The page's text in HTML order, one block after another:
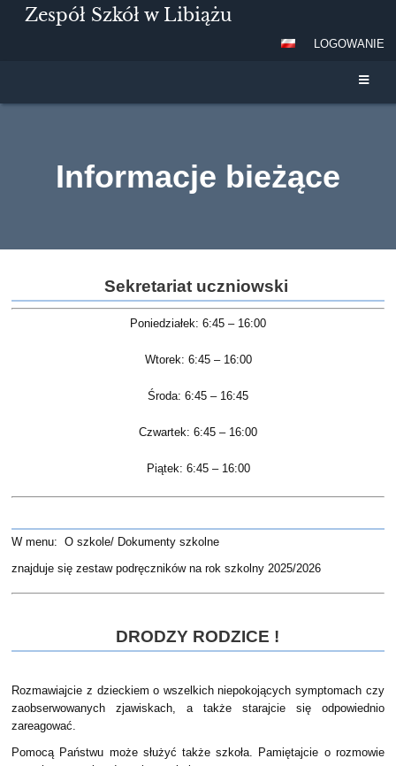
Zespół Szkół w Libiążu
LOGOWANIE
Informacje bieżące
Sekretariat uczniowski
Poniedziałek: 6:45 – 16:00
Wtorek: 6:45 – 16:00
Środa: 6:45 – 16:45
Czwartek: 6:45 – 16:00
Piątek: 6:45 – 16:00
W menu: O szkole/ Dokumenty szkolne
znajduje się zestaw podręczników na rok szkolny 2025/2026
DRODZY RODZICE !
Rozmawiajcie z dzieckiem o wszelkich niepokojących symptomach czy
zaobserwowanych zjawiskach, a także starajcie się odpowiednio
zareagować.
Pomocą Państwu może służyć także szkoła. Pamiętajcie o rozmowie